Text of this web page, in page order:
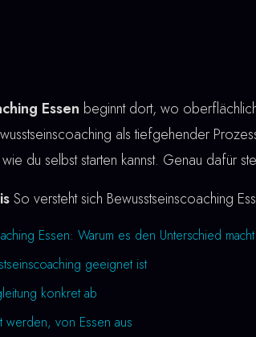
Essen beginnt dort, wo
als tiefgehender
du selbst starten kannst. Genau dafür
So versteht sich Bewusstseinscoaching
Essen: Warum es den Unterschied macht
geeignet ist
konkret ab
werden, von Essen aus